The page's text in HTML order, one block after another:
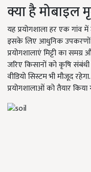
क्या है मोबाइल
यह प्रयोगशाला हर एक गांव
इसके लिए आधुनिक उपकरणों
प्रयोगशालाएं मिट्टी का
जरिए किसानों को कृषि
वीडियो सिस्टम भी मौजूद
प्रयोगशालाओं को तैयार किया